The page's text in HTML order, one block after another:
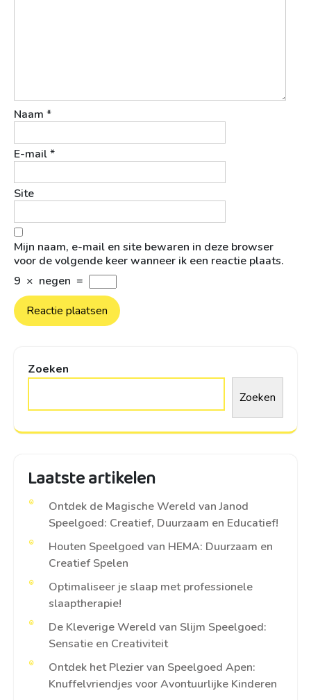
Naam *
E-mail*
Site
Mijn naam, e-mail en site bewaren in deze browser
voor de volgende keer wanneer ik een reactie plaats.
9 × negen =
Zoeken
Zoeken
Laatste artikelen
Ontdek de Magische Wereld van Janod
Speelgoed: Creatief, Duurzaam en Educatief!
Houten Speelgoed van HEMA: Duurzaam en
Creatief Spelen
Optimaliseer je slaap met professionele
slaaptherapie!
De Kleverige Wereld van Slijm Speelgoed:
Sensatie en Creativiteit
Ontdek het Plezier van Speelgoed Apen:
Knuffelvriendjes voor Avontuurlijke Kinderen